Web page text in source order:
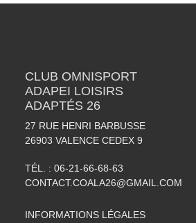
CLUB OMNISPORT
ADAPEI LOISIRS
ADAPTÉS 26
27 RUE HENRI BARBUSSE
26903 VALENCE CEDEX 9
TÉL. : 06-21-66-68-63
CONTACT.COALA26@GMAIL.COM
INFORMATIONS LÉGALES